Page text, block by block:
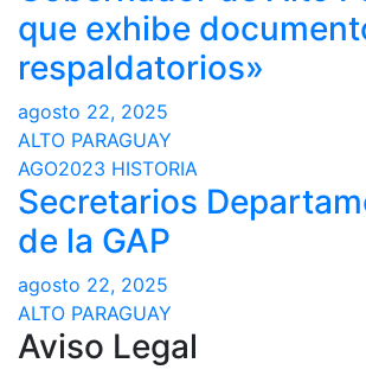
que exhibe
respaldatorios»
agosto 22, 2025
ALTO PARAGUAY
AGO2023 HISTORIA
Secretarios
de la GAP
agosto 22, 2025
ALTO PARAGUAY
Aviso Legal